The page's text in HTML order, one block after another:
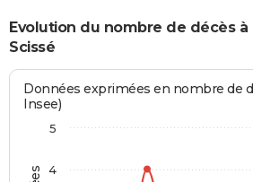
Evolution du nombre de décès
Scissé
Données exprimées en nombre de
Insee)
4
5